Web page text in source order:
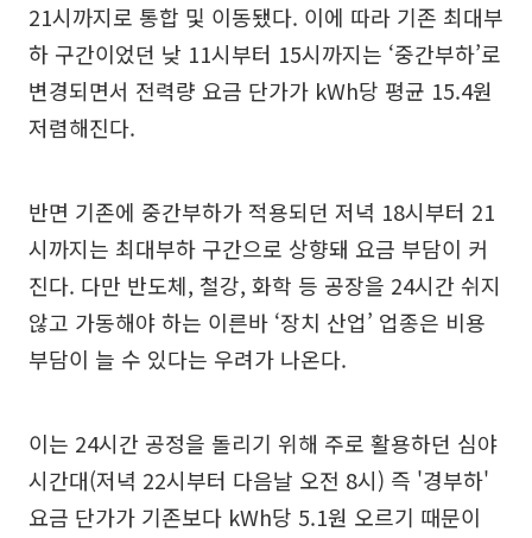
21시까지로 통합 및 이동됐다. 이에 따라 기존 최대부
하 구간이었던 낮 11시부터 15시까지는 ‘중간부하’로
변경되면서 전력량 요금 단가가 kWh당 평균 15.4원
저렴해진다.
반면 기존에 중간부하가 적용되던 저녁 18시부터 21
시까지는 최대부하 구간으로 상향돼 요금 부담이 커
진다. 다만 반도체, 철강, 화학 등 공장을 24시간 쉬지
않고 가동해야 하는 이른바 ‘장치 산업’ 업종은 비용
부담이 늘 수 있다는 우려가 나온다.
이는 24시간 공정을 돌리기 위해 주로 활용하던 심야
시간대(저녁 22시부터 다음날 오전 8시) 즉 '경부하'
요금 단가가 기존보다 kWh당 5.1원 오르기 때문이